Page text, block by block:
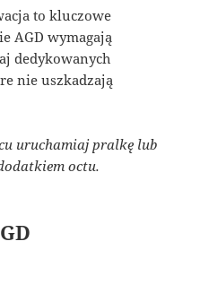
to kluczowe
AGD wymagają
dedykowanych
nie uszkadzają
uruchamiaj pralkę lub
octu.